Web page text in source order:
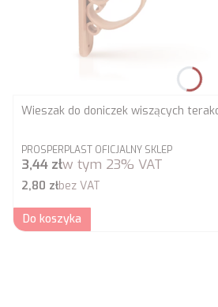
Wieszak do doniczek wiszących
PRODUCENT
PROSPERPLAST OFICJALNY SKLEP
Cena brutto
3,44 złw tym 23% VAT
Cena netto
2,80 złbez VAT
Do koszyka